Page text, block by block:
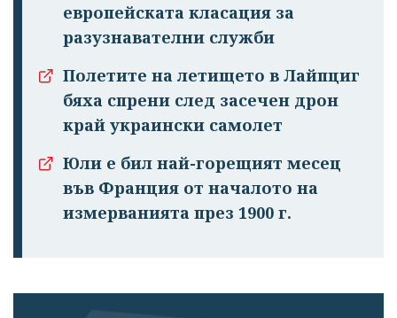
европейската класация за
разузнавателни служби
Полетите на летището в Лайпциг
бяха спрени след засечен дрон
край украински самолет
Юли е бил най-горещият месец
във Франция от началото на
измерванията през 1900 г.